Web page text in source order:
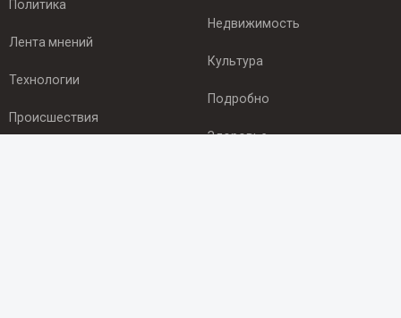
Политика
Лента мнений
Технологии
Происшествия
Недвижимость
Культура
Подробно
Здоровье